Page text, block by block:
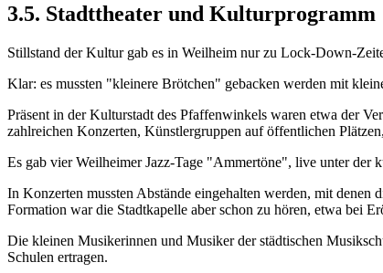
3.5. Stadttheater und Kulturprogramm
Stillstand der Kultur gab es in Weilheim nur zu Lock-Down-
Klar: es mussten "kleinere Brötchen" gebacken werden mit
Präsent in der Kulturstadt des Pfaffenwinkels waren etwa der
zahlreichen Konzerten, Künstlergruppen auf öffentlichen
Es gab vier Weilheimer Jazz-Tage "Ammertöne", live unter der
In Konzerten mussten Abstände eingehalten werden, mit
Formation war die Stadtkapelle aber schon zu hören, etwa bei
Die kleinen Musikerinnen und Musiker der städtischen
Schulen ertragen.